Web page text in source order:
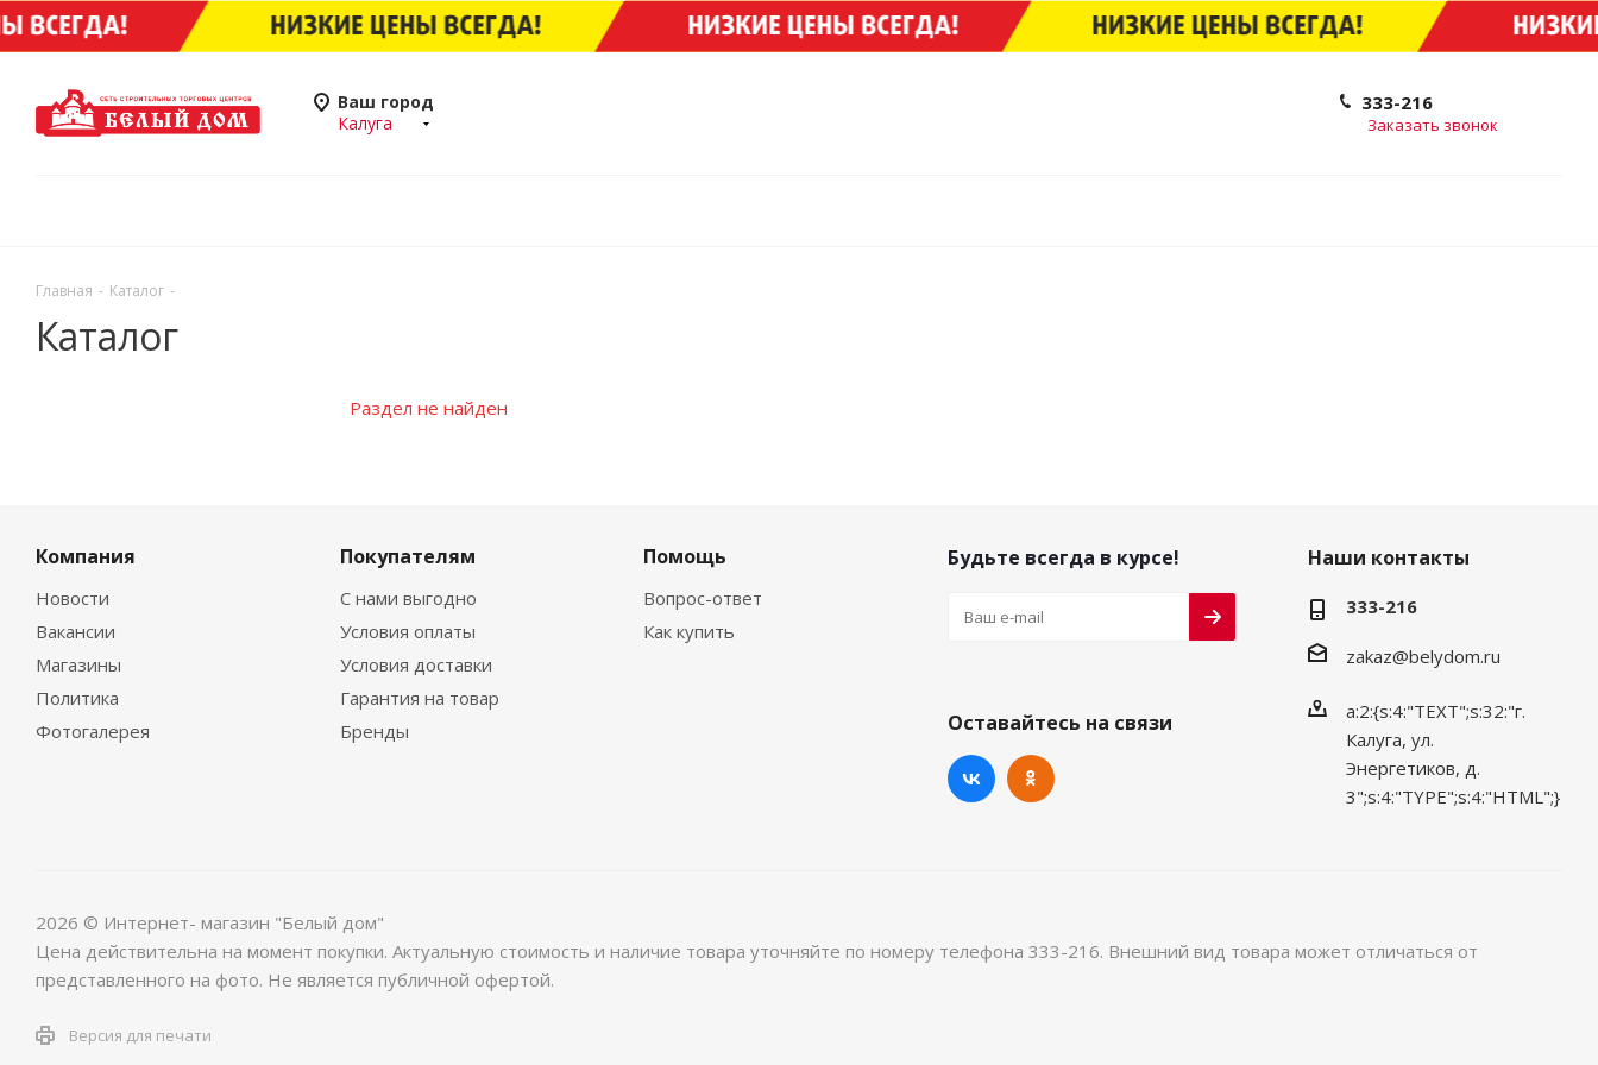
Ваш город
Калуга
333-216
Заказать звонок
Главная - Каталог -
Каталог
Раздел не найден
Компания
Новости
Вакансии
Магазины
Политика
Фотогалерея
Покупателям
С нами выгодно
Условия оплаты
Условия доставки
Гарантия на товар
Бренды
Помощь
Вопрос-ответ
Как купить
Будьте всегда в курсе!
Оставайтесь на связи
Наши контакты
333-216
zakaz@belydom.ru
a:2:{s:4:"TEXT";s:32:"г.
Калуга, ул.
Энергетиков, д.
3";s:4:"TYPE";s:4:"HTML";}
2026 © Интернет- магазин "Белый дом"
Цена действительна на момент покупки. Актуальную стоимость и наличие товара уточняйте по номеру телефона 333-216. Внешний вид товара может отличаться от
представленного на фото. Не является публичной офертой.
Версия для печати